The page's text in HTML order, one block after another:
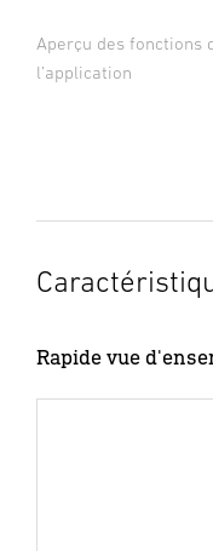
Aperçu des fonctions
l’application
Rapide vue